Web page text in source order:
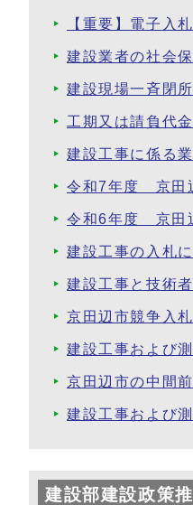
【重要】電子入
建設業者の社会
建設現場一斉閉
工期又は請負代
建設工事に係る
令和7年度 京田
令和6年度 京田
建設工事の入札
建設工事と技術
京田辺市競争入
建設工事および
京田辺市の中間
建設工事および
建設部建設政策